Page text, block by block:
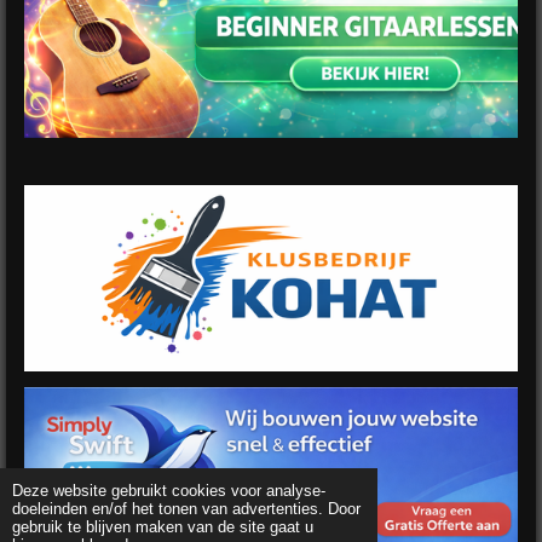
Deze website gebruikt cookies voor analyse-
doeleinden en/of het tonen van advertenties. Door
gebruik te blijven maken van de site gaat u